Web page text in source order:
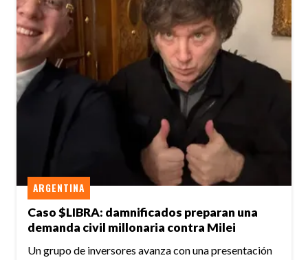
Caso $LIBRA: damnificados preparan una
demanda civil millonaria contra Milei
ARGENTINA
Un grupo de inversores avanza con una presentación